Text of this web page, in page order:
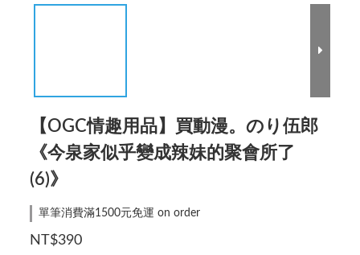
【OGC情趣用品】買動漫。のり伍郎
《今泉家似乎變成辣妹的聚會所了
(6)》
單筆消費滿1500元免運 on order
NT$390